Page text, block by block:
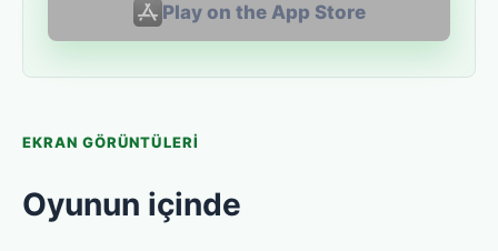
Play on the App Store
EKRAN GÖRÜNTÜLERI
Oyunun içinde